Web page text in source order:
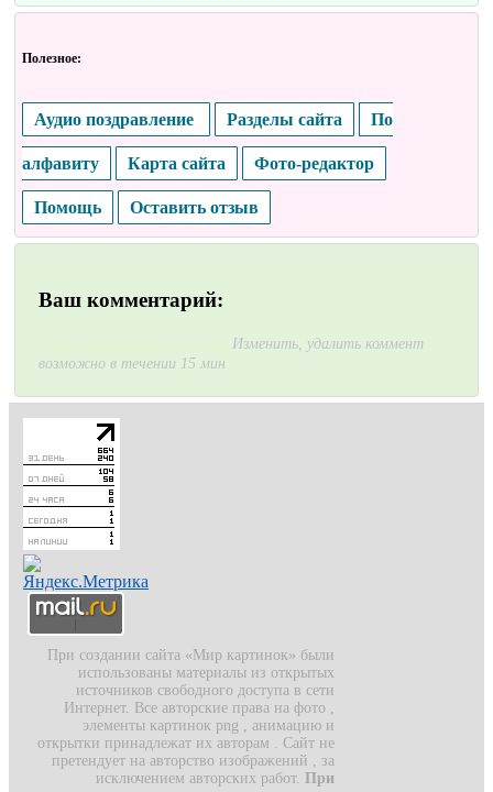
Полезное:
Аудио поздравление Разделы сайта По
алфавиту Карта сайта Фото-редактор
Помощь Оставить отзыв
Ваш комментарий:
Изменить, удалить коммент
возможно в течении 15 мин
При создании сайта «Мир картинок» были
использованы материалы из открытых
источников свободного доступа в сети
Интернет. Все авторские права на фото ,
элементы картинок png , анимацию и
открытки принадлежат их авторам . Сайт не
претендует на авторство изображений , за
исключением авторских работ. При